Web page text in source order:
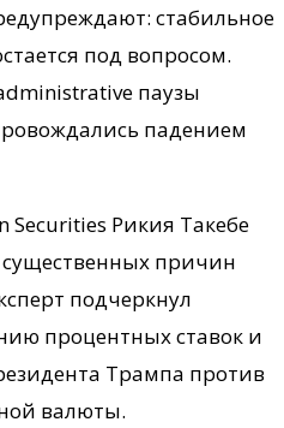
стабильное
под вопросом.
паузы
падением
Securities Рикия Такебе
существенных причин
подчеркнул
процентных ставок и
Трампа против
валюты.